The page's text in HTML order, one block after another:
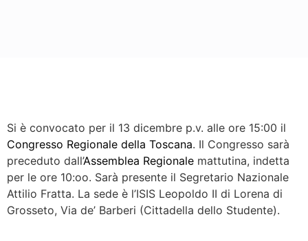
Si è convocato per il 13 dicembre p.v. alle ore 15:00 il
Congresso Regionale della Toscana. Il Congresso sarà
preceduto dall’Assemblea Regionale mattutina, indetta
per le ore 10:oo. Sarà presente il Segretario Nazionale
Attilio Fratta. La sede è l’ISIS Leopoldo II di Lorena di
Grosseto, Via de’ Barberi (Cittadella dello Studente).